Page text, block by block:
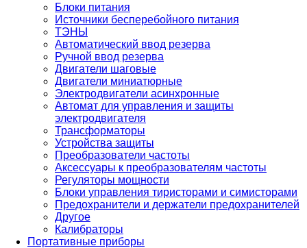
Блоки питания
Источники бесперебойного питания
ТЭНЫ
Автоматический ввод резерва
Ручной ввод резерва
Двигатели шаговые
Двигатели миниатюрные
Электродвигатели асинхронные
Автомат для управления и защиты
электродвигателя
Трансформаторы
Устройства защиты
Преобразователи частоты
Аксессуары к преобразователям частоты
Регуляторы мощности
Блоки управления тиристорами и симисторами
Предохранители и держатели предохранителей
Другое
Калибраторы
Портативные приборы